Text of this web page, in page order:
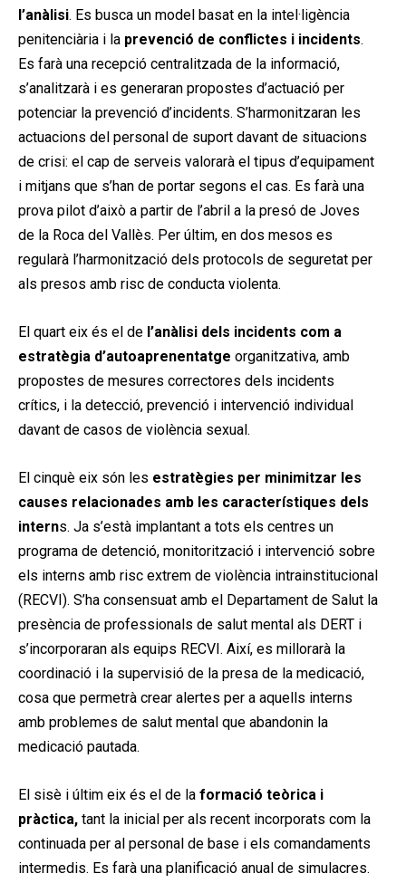
l’anàlisi. Es busca un model basat en la intel·ligència
penitenciària i la prevenció de conflictes i incidents.
Es farà una recepció centralitzada de la informació,
s’analitzarà i es generaran propostes d’actuació per
potenciar la prevenció d’incidents. S’harmonitzaran les
actuacions del personal de suport davant de situacions
de crisi: el cap de serveis valorarà el tipus d’equipament
i mitjans que s’han de portar segons el cas. Es farà una
prova pilot d’això a partir de l’abril a la presó de Joves
de la Roca del Vallès. Per últim, en dos mesos es
regularà l’harmonització dels protocols de seguretat per
als presos amb risc de conducta violenta.
El quart eix és el de l’anàlisi dels incidents com a
estratègia d’autoaprenentatge organitzativa, amb
propostes de mesures correctores dels incidents
crítics, i la detecció, prevenció i intervenció individual
davant de casos de violència sexual.
El cinquè eix són les estratègies per minimitzar les
causes relacionades amb les característiques dels
interns. Ja s’està implantant a tots els centres un
programa de detenció, monitorització i intervenció sobre
els interns amb risc extrem de violència intrainstitucional
(RECVI). S’ha consensuat amb el Departament de Salut la
presència de professionals de salut mental als DERT i
s’incorporaran als equips RECVI. Així, es millorarà la
coordinació i la supervisió de la presa de la medicació,
cosa que permetrà crear alertes per a aquells interns
amb problemes de salut mental que abandonin la
medicació pautada.
El sisè i últim eix és el de la formació teòrica i
pràctica, tant la inicial per als recent incorporats com la
continuada per al personal de base i els comandaments
intermedis. Es farà una planificació anual de simulacres.